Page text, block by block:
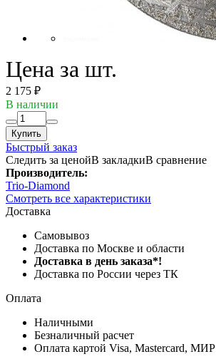
Цена за шт.
2 175 ₽
В наличии
Купить
Быстрый заказ
Следить за ценойВ закладкиВ сравнение
Производитель:
Trio-Diamond
Смотреть все характеристики
Доставка
Самовывоз
Доставка по Москве и области
Доставка в день заказа*!
Доставка по России через ТК
Оплата
Наличными
Безналичный расчет
Оплата картой Visa, Mastercard, МИР